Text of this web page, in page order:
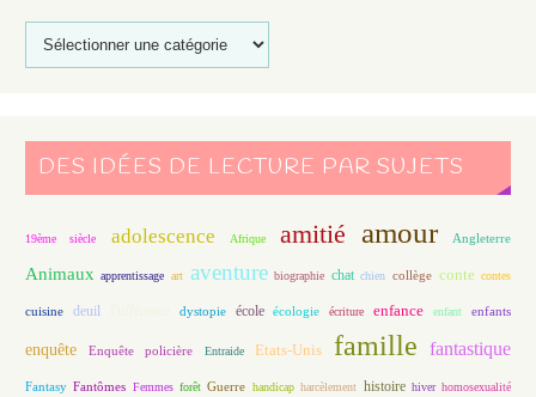
DES IDÉES DE LECTURE PAR SUJETS
19ème siècle adolescence Afrique amitié amour Angleterre
Animaux apprentissage art aventure biographie chat chien collège conte contes
cuisine deuil dystopie école écologie écriture enfance enfant enfants
enquête Enquête policière Entraide Etats-Unis famille fantastique
Fantasy Fantômes Femmes forêt Guerre handicap harcèlement histoire hiver homosexualité